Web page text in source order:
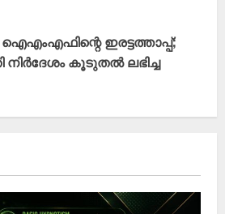
ഇരട്ടത്താപ്പ്;
നിർദേശം കൂടുതൽ‌ ലഭിച്ച